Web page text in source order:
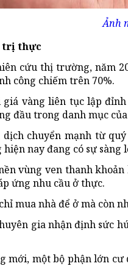
Ảnh
trị thực
cứu thị trường, năm
công chiếm trên 70%.
giá vàng liên tục lập
đầu trong danh mục
chuyển mạnh từ
nay đang có sự sàng
vùng ven thanh
ứng nhu cầu ở thực.
mua nhà để ở mà còn
gia nhận định sức
mới, một bộ phận lớn